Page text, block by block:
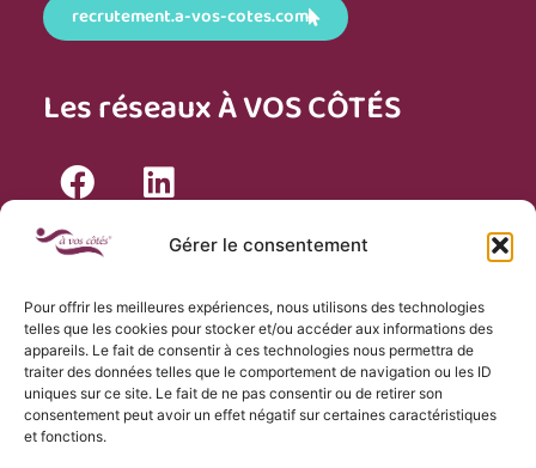
Gérer le consentement
Pour offrir les meilleures expériences, nous utilisons des technologies
telles que les cookies pour stocker et/ou accéder aux informations des
appareils. Le fait de consentir à ces technologies nous permettra de
traiter des données telles que le comportement de navigation ou les ID
uniques sur ce site. Le fait de ne pas consentir ou de retirer son
consentement peut avoir un effet négatif sur certaines caractéristiques
et fonctions.
recrutement.a-vos-cotes.com
Les réseaux À VOS CÔTÉS
Nos agréments